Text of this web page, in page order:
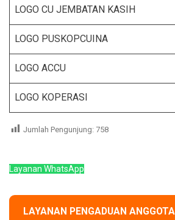
LOGO CU JEMBATAN KASIH
LOGO PUSKOPCUINA
LOGO ACCU
LOGO KOPERASI
Jumlah Pengunjung: 758
Layanan WhatsApp
LAYANAN PENGADUAN ANGGOTA